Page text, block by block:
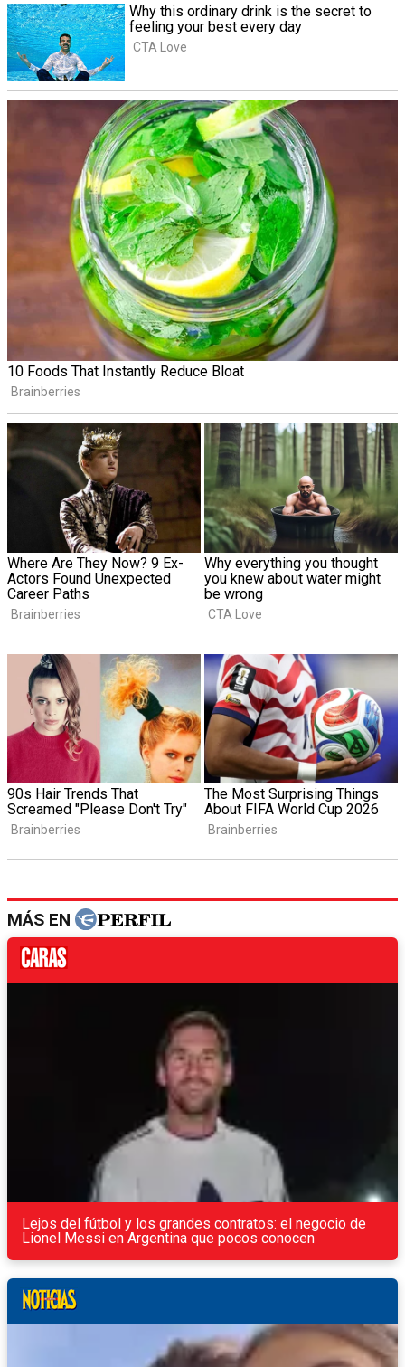
MÁS EN
Lejos del fútbol y los grandes contratos: el negocio de
Lionel Messi en Argentina que pocos conocen